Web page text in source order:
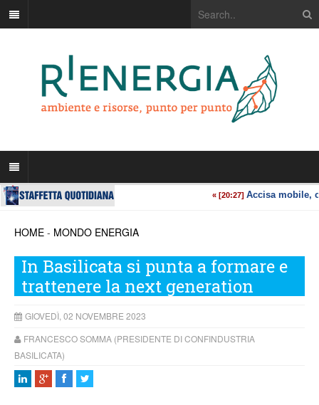
HOME - MONDO ENERGIA
In Basilicata si punta a formare e
trattenere la next generation
GIOVEDÌ, 02 NOVEMBRE 2023
FRANCESCO SOMMA (PRESIDENTE DI CONFINDUSTRIA
BASILICATA)